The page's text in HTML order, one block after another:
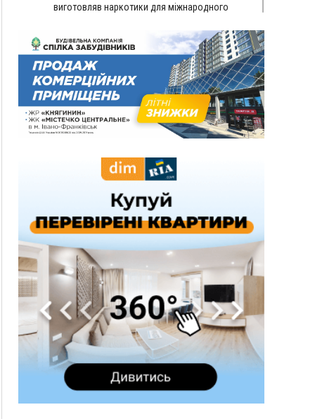
виготовляв наркотики для міжнародного
14:47
Стефанішина отримала нову підозру. Їй
обирають запобіжний захід
14:02
«Пілот з Лондона» видурив у жительки
Коломийщини майже 64 тисячі гривень
13:13
У четвер на Прикарпатті очікується сильна
спека до 39°
13:00
На Снятинщині спіймали чоловіка, який зливав
У МОЗ змінили підхід до госпіталізації та
оновили правила роботи стаціонарів
На межі Прикарпаття і Тернопільщини невідомі
засипали русло Золотої Липи та облаштували
переправу
11:44
температурні рекорди
11:17
Росія вдарила по Харкову "Бандероллю": є
постраждалі, пошкоджено цивільне
підприємство
Верховний суд повернув державі 1,5 га лісу із
трьома ставками в Івано-Франківській
громаді
На Каскаді замість веж планують зробити
сквер з дитмайданчиком